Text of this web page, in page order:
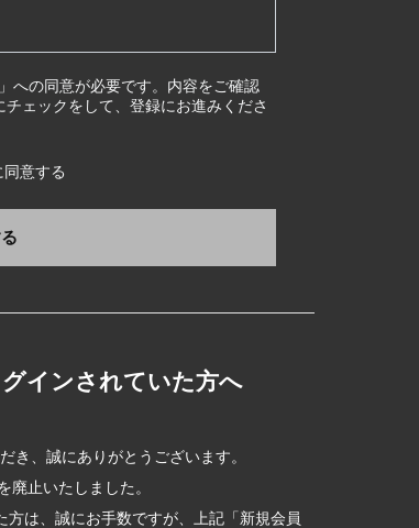
」への同意が必要です。内容をご確認
ェックをして、登録にお進みくださ
意する
インされていた方へ
き、誠にありがとうございます。
止いたしました。
は、誠にお手数ですが、上記「新規会員